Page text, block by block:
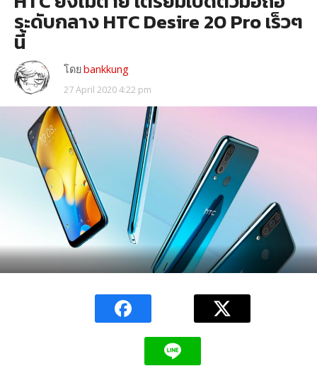
ระดับกลาง HTC Desire 20 Pro เร็วๆ
นี้
โดยbankkung
27 April 2020 4:22 pm